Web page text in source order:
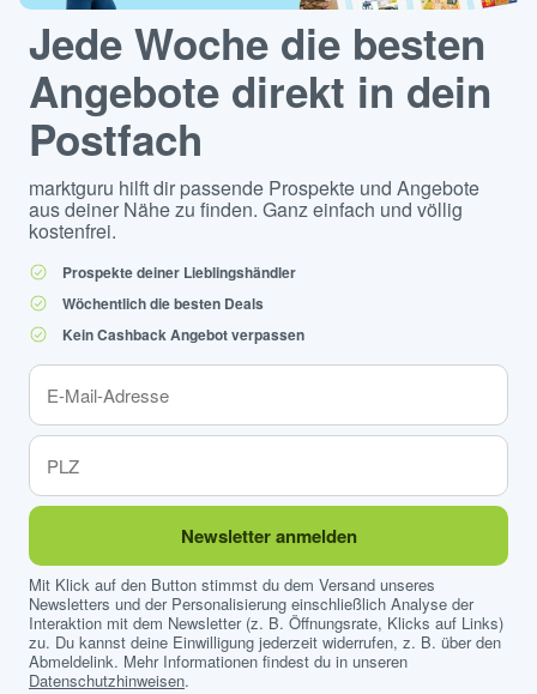
Jede Woche die besten
Angebote direkt in dein
Postfach
marktguru hilft dir passende Prospekte und Angebote
aus deiner Nähe zu finden. Ganz einfach und völlig
kostenfrei.
Prospekte deiner Lieblingshändler
Wöchentlich die besten Deals
Kein Cashback Angebot verpassen
Newsletter anmelden
Mit Klick auf den Button stimmst du dem Versand unseres
Newsletters und der Personalisierung einschließlich Analyse der
Interaktion mit dem Newsletter (z. B. Öffnungsrate, Klicks auf Links)
zu. Du kannst deine Einwilligung jederzeit widerrufen, z. B. über den
Abmeldelink. Mehr Informationen findest du in unseren
Datenschutzhinweisen.